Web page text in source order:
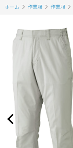
ホーム 作業服 作業服